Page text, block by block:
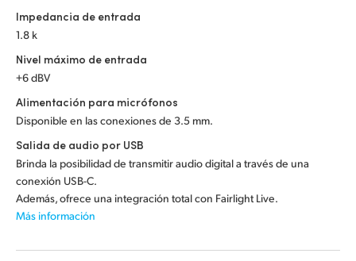
Impedancia de entrada
1.8 k
Nivel máximo de entrada
+6 dBV
Alimentación para micrófonos
Disponible en las conexiones de 3.5 mm.
Salida de audio por USB
Brinda la posibilidad de transmitir audio digital a través de una
conexión USB-C.
Además, ofrece una integración total con Fairlight Live.
Más información